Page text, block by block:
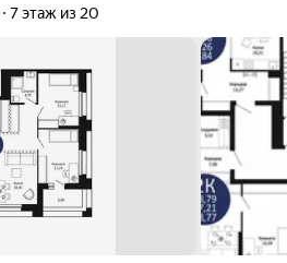
7 этаж из 20